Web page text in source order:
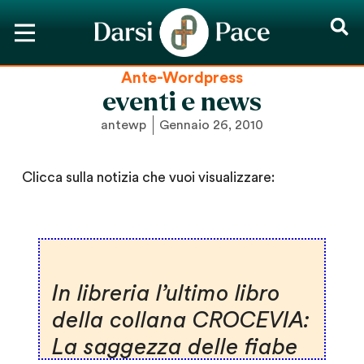
Ante-Wordpress
eventi e news
antewp Gennaio 26, 2010
Clicca sulla notizia che vuoi visualizzare:
In libreria l’ultimo libro
della collana CROCEVIA:
La saggezza delle fiabe